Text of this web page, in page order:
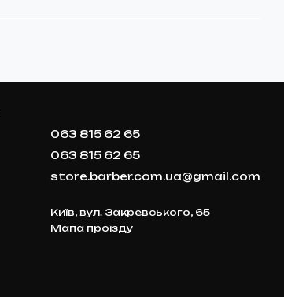
063 815 62 65
063 815 62 65
store.barber.com.ua@gmail.com
Київ, вул. Закревського, 65
Мапа проїзду